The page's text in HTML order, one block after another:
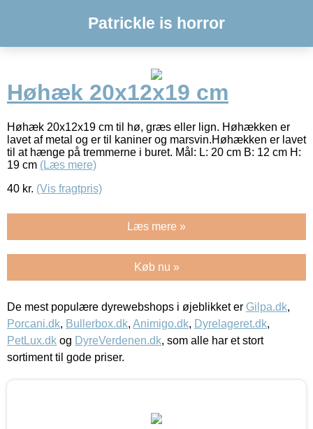
Patrickle is horror
Høhæk 20x12x19 cm
Høhæk 20x12x19 cm til hø, græs eller lign. Høhækken er
lavet af metal og er til kaniner og marsvin.Høhækken er lavet
til at hænge på tremmerne i buret. Mål: L: 20 cm B: 12 cm H:
19 cm (Læs mere)
40 kr. (Vis fragtpris)
Læs mere »
Køb nu »
De mest populære dyrewebshops i øjeblikket er Gilpa.dk,
Porcani.dk, Bullerbox.dk, Animigo.dk, Dyrelageret.dk,
PetLux.dk og DyreVerdenen.dk, som alle har et stort
sortiment til gode priser.